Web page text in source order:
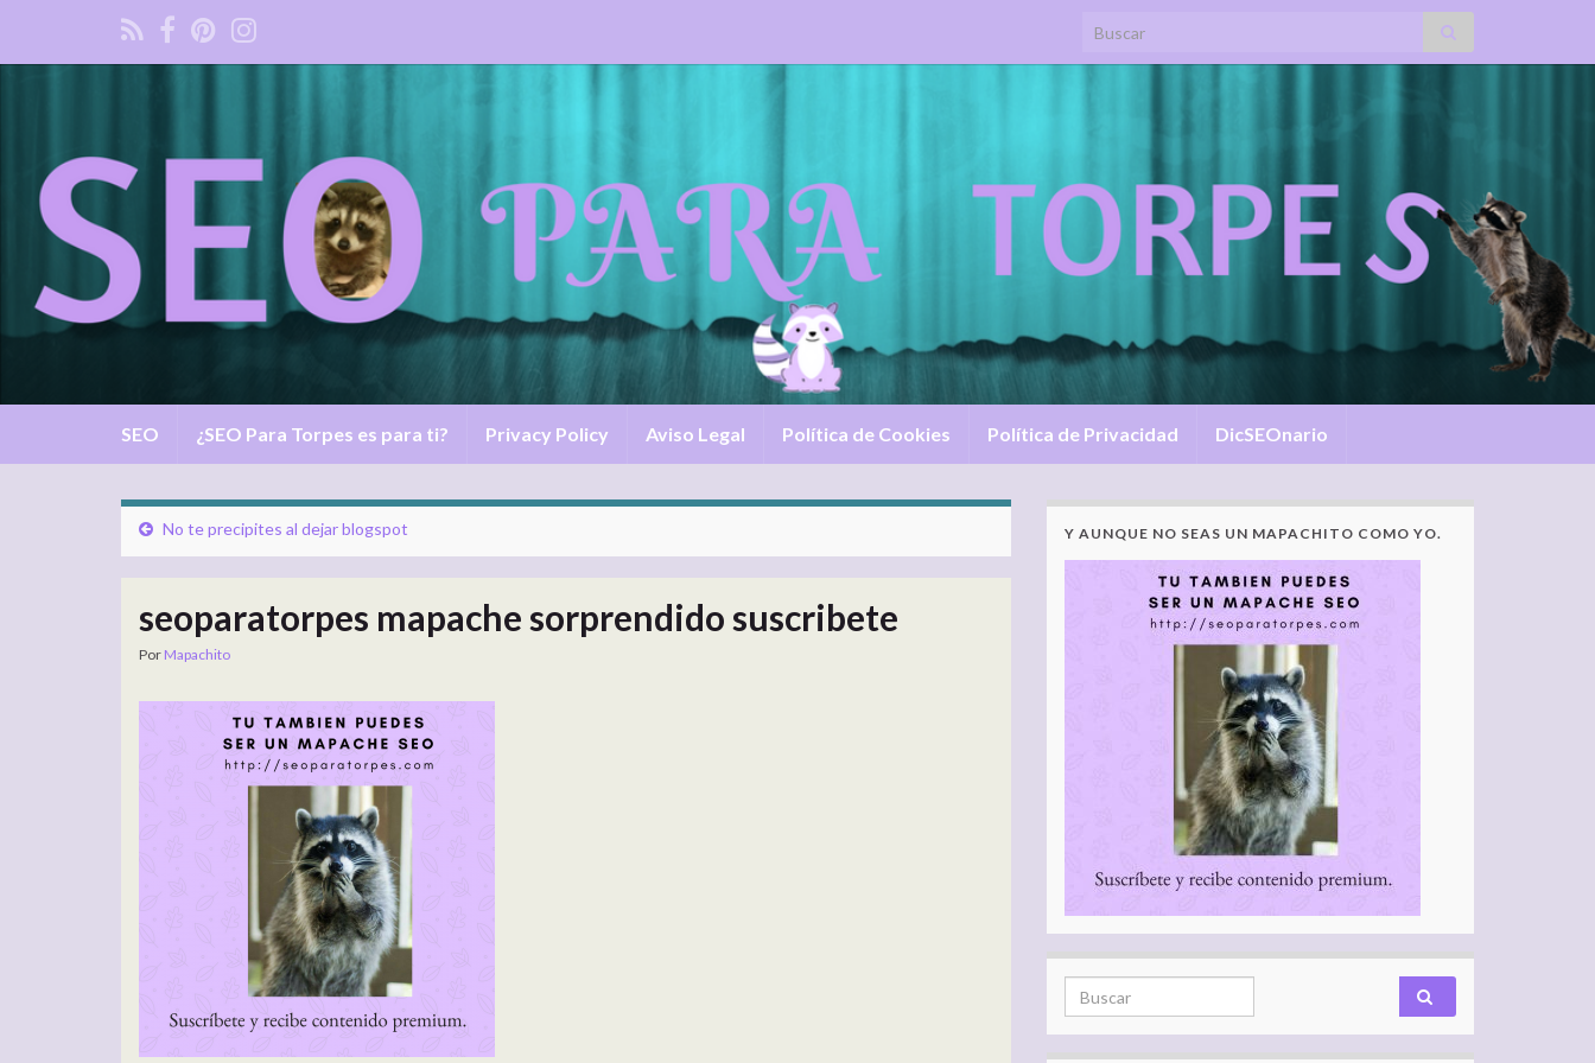
Search for:
SEO ¿SEO Para Torpes es para ti? Privacy Policy Aviso Legal Política de Cookies Política de Privacidad DicSEOnario
No te precipites al dejar blogspot
seoparatorpes mapache sorprendido suscribete
Por Mapachito
Y AUNQUE NO SEAS UN MAPACHITO COMO YO.
Search for: